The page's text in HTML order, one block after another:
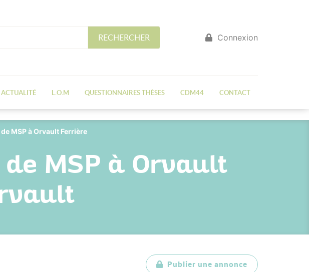
RECHERCHER Connexion
ACTUALITÉ L.O.M QUESTIONNAIRES THÈSES CDM44 CONTACT
MSP à Orvault Ferrière
MSP à Orvault
Publier une annonce